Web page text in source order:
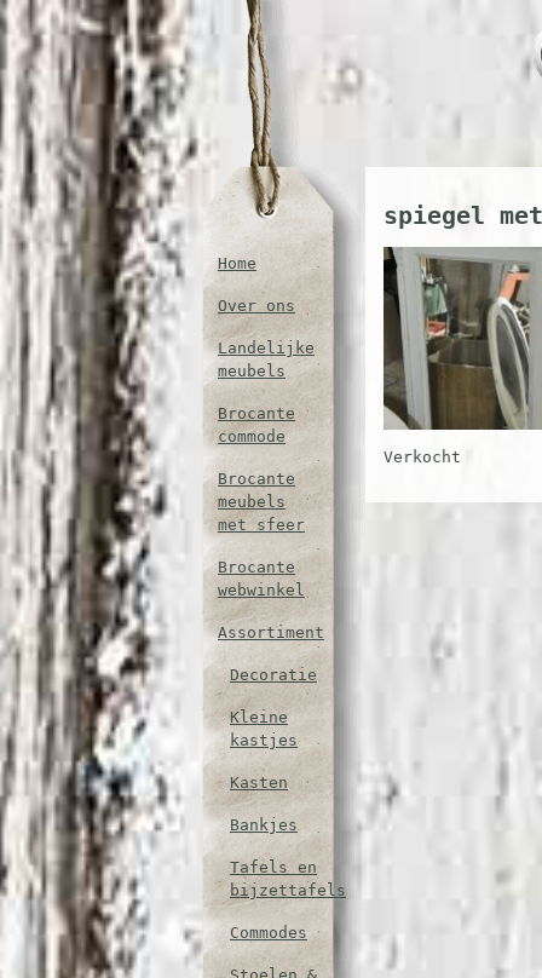
Home
Over ons
Landelijke
meubels
Brocante
commode
Brocante
meubels
met sfeer
Brocante
webwinkel
Assortiment
Decoratie
Kleine
kastjes
Kasten
Bankjes
Tafels en
bijzettafels
Commodes
spiegel
Verkocht